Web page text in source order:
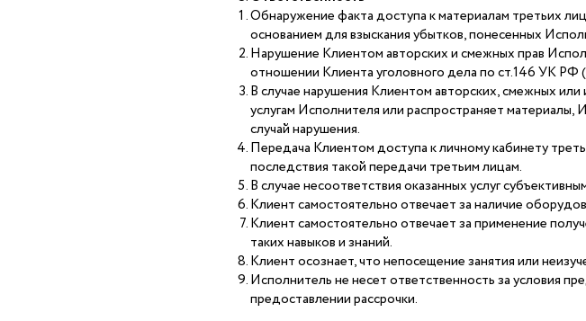
Обнаружение факта доступа к материалам третьих
основанием для взыскания убытков, понесенных
Нарушение Клиентом авторских и смежных прав
отношении Клиента уголовного дела по ст.146 УК РФ
В случае нарушения Клиентом авторских, смежных
услугам Исполнителя или распространяет
случай нарушения.
Передача Клиентом доступа к личному кабинету
последствия такой передачи третьим лицам.
В случае несоответствия оказанных услуг
Клиент самостоятельно отвечает за наличие
Клиент самостоятельно отвечает за применение
таких навыков и знаний.
Клиент осознает, что непосещение занятия или
Исполнитель не несет ответственность за условия
предоставлении рассрочки.